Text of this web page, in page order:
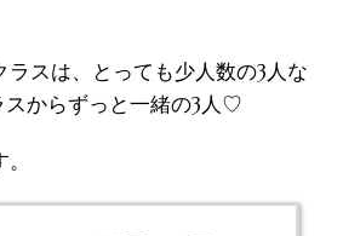
スは、とっても少人数の3人な
スからずっと一緒の3人♡